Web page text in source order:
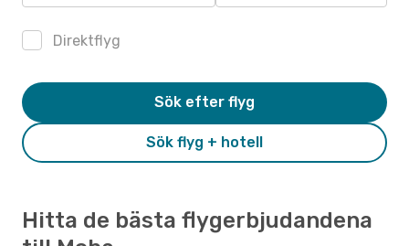
Direktflyg
Sök flyg + hotell
Sök efter flyg
Hitta de bästa flygerbjudandena